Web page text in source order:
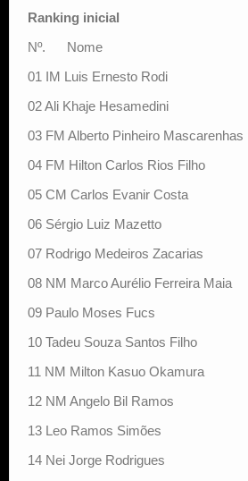
Ranking inicial
Nº. Nome
01 IM Luis Ernesto Rodi
02 Ali Khaje Hesamedini
03 FM Alberto Pinheiro Mascarenhas
04 FM Hilton Carlos Rios Filho
05 CM Carlos Evanir Costa
06 Sérgio Luiz Mazetto
07 Rodrigo Medeiros Zacarias
08 NM Marco Aurélio Ferreira Maia
09 Paulo Moses Fucs
10 Tadeu Souza Santos Filho
11 NM Milton Kasuo Okamura
12 NM Angelo Bil Ramos
13 Leo Ramos Simões
14 Nei Jorge Rodrigues